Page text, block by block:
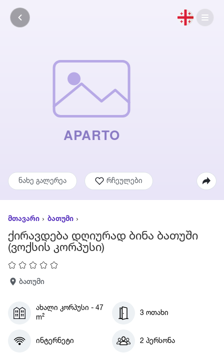
ნახე გალერეა რჩეულები
მთავარი ბათუმი
ქირავდება დღიურად ბინა ბათუში
(ვოქსის კორპუსი)
ბათუმი
ახალი კორპუსი - 47
m²
3 ოთახი
ინტერნეტი 2 პერსონა